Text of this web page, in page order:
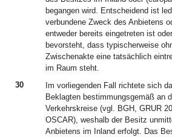
begangen wird. Entscheidend ist
verbundene Zweck des Anbietens
entweder bereits eingetreten ist
bevorsteht, dass typischerweise
Zwischenakte eine tatsächlich
im Raum steht.
30
Im vorliegenden Fall richtete sich
Beklagten bestimmungsgemäß an
Verkehrskreise (vgl. BGH, GRUR
OSCAR), weshalb der Besitz
Anbietens im Inland erfolgt. Das